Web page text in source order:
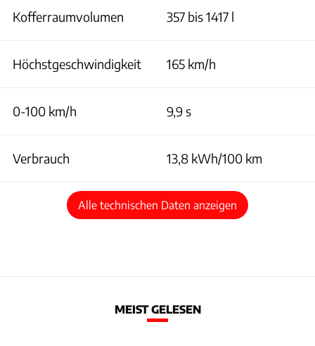
Kofferraumvolumen 357 bis 1417 l
Höchstgeschwindigkeit 165 km/h
0-100 km/h 9,9 s
Verbrauch 13,8 kWh/100 km
Alle technischen Daten anzeigen
MEIST GELESEN